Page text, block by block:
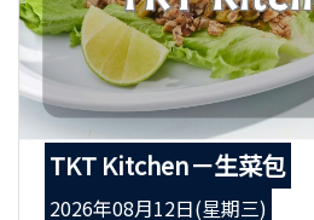
TKT Kitchen－生菜包
2026年08月12日(星期三)